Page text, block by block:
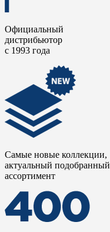
Официальный
дистрибьютор
с 1993 года
Самые новые коллекции,
актуальный подобранный
ассортимент